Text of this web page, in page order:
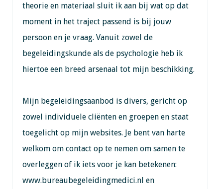
theorie en materiaal sluit ik aan bij wat op dat
moment in het traject passend is bij jouw
persoon en je vraag. Vanuit zowel de
begeleidingskunde als de psychologie heb ik
hiertoe een breed arsenaal tot mijn beschikking.
Mijn begeleidingsaanbod is divers, gericht op
zowel individuele cliënten en groepen en staat
toegelicht op mijn websites. Je bent van harte
welkom om contact op te nemen om samen te
overleggen of ik iets voor je kan betekenen:
www.bureaubegeleidingmedici.nl en